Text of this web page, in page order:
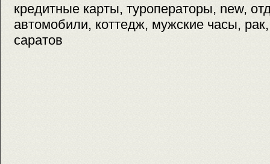
кредитные карты, туроператоры, new,
автомобили, коттедж, мужские часы,
саратов